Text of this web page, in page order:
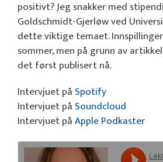
positivt? Jeg snakker med
Goldschmidt-Gjerløw ved
dette viktige temaet.
sommer, men på grunn av
det først publisert nå.
Intervjuet på Spotify
Intervjuet på Soundcloud
Intervjuet påApple Podkaster